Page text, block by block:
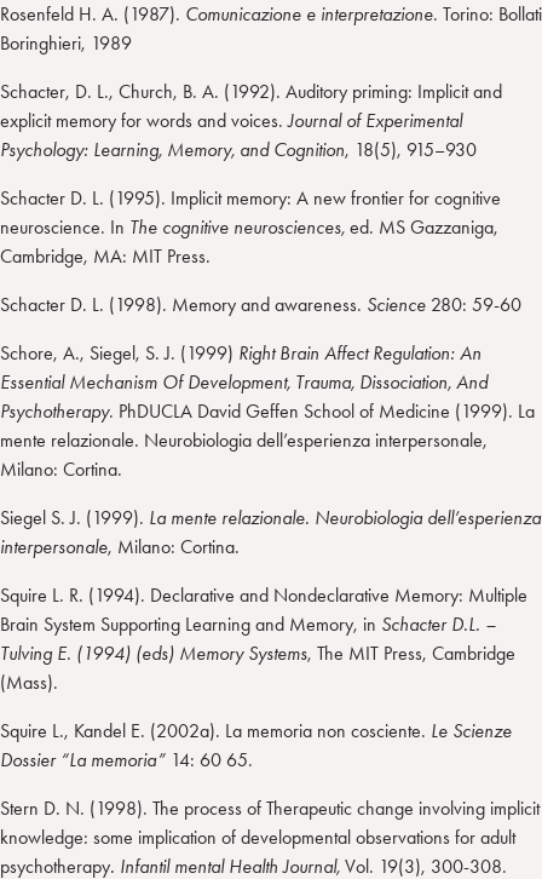
Rosenfeld H. A. (1987). Comunicazione e interpretazione. Torino: Bollati
Boringhieri, 1989
Schacter, D. L., Church, B. A. (1992). Auditory priming: Implicit and
explicit memory for words and voices.Journal of Experimental
Psychology: Learning, Memory, and Cognition, 18(5), 915–930
Schacter D. L. (1995). Implicit memory: A new frontier for cognitive
neuroscience. In The cognitive neurosciences, ed. MS Gazzaniga,
Cambridge, MA: MIT Press.
Schacter D. L. (1998). Memory and awareness. Science 280: 59-60
Schore, A., Siegel, S. J. (1999) Right Brain Affect Regulation: An
Essential Mechanism Of Development, Trauma, Dissociation, And
Psychotherapy. PhDUCLA David Geffen School of Medicine (1999). La
mente relazionale. Neurobiologia dell’esperienza interpersonale,
Milano: Cortina.
Siegel S. J. (1999). La mente relazionale. Neurobiologia dell’esperienza
interpersonale, Milano: Cortina.
Squire L. R. (1994). Declarative and Nondeclarative Memory: Multiple
Brain System Supporting Learning and Memory, in Schacter D.L. –
Tulving E. (1994) (eds) Memory Systems, The MIT Press, Cambridge
(Mass).
Squire L., Kandel E. (2002a). La memoria non cosciente. Le Scienze
Dossier “La memoria” 14: 60 65.
Stern D. N. (1998). The process of Therapeutic change involving implicit
knowledge: some implication of developmental observations for adult
psychotherapy. Infantil mental Health Journal, Vol. 19(3), 300-308.